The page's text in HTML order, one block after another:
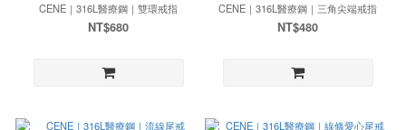
CENE｜316L醫療鋼｜雙環戒指
NT$680
CENE｜316L醫療鋼｜三角尖端戒指
NT$480